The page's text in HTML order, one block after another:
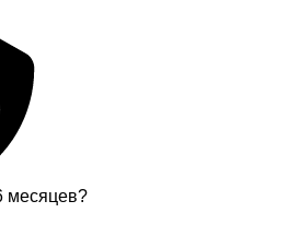
месяцев?